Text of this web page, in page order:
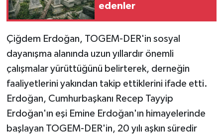
edenler
Çiğdem Erdoğan, TOGEM-DER'in sosyal
dayanışma alanında uzun yıllardır önemli
çalışmalar yürüttüğünü belirterek, derneğin
faaliyetlerini yakından takip ettiklerini ifade etti.
Erdoğan, Cumhurbaşkanı Recep Tayyip
Erdoğan'ın eşi Emine Erdoğan'ın himayelerinde
başlayan TOGEM-DER'in, 20 yılı aşkın süredir